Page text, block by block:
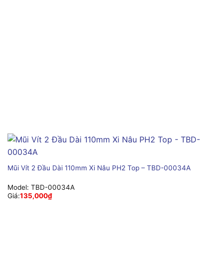
Mũi Vít 2 Đầu Dài 110mm Xi Nâu PH2 Top – TBD-00034A
Model: TBD-00034A
Giá:135,000₫